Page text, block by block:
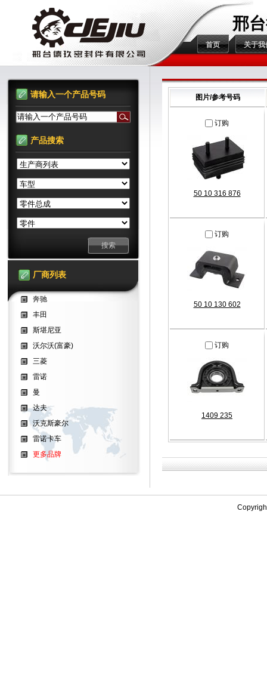
邢
首页 关于我
图片/参考号码
订购
50 10 316 876
订购
50 10 130 602
订购
1409 235
请输入一个产品号码
请输入一个产品号码
产品搜索
厂商列表
奔驰
丰田
斯堪尼亚
沃尔沃(富豪)
三菱
雷诺
曼
达夫
沃克斯豪尔
雷诺卡车
更多品牌